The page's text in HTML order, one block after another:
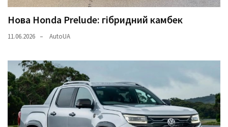
Нова Honda Prelude: гібридний камбек
11.06.2026 AutoUA